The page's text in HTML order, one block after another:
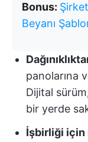
Bonus:
Beyanı
panolarına
Dijital
bir yerde
İşbirliği için